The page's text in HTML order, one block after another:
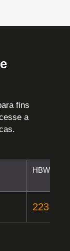
fins
a
HBW
223